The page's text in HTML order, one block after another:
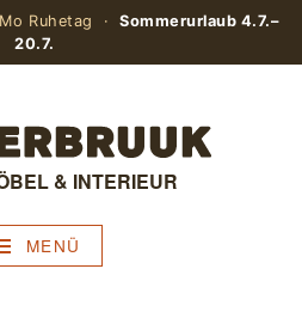
Mo Ruhetag ·Sommerurlaub 4.7.–
20.7.
& INTERIEUR
MENÜ